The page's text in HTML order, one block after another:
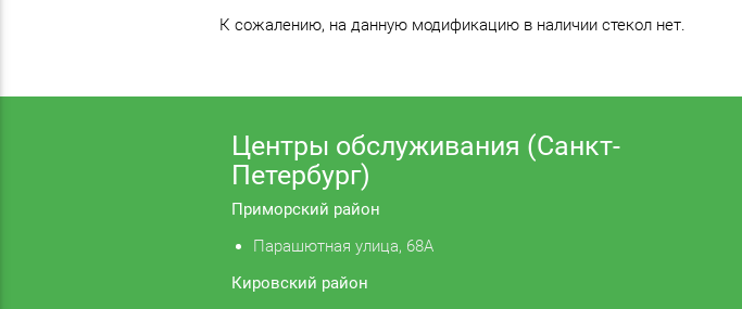
К сожалению, на данную модификацию в наличии стекол нет.
Центры обслуживания (Санкт-
Петербург)
Приморский район
Парашютная улица, 68А
Кировский район